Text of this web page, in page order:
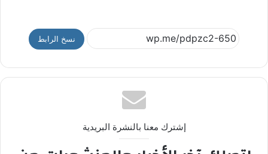
نسخ الرابط
إشترك معنا بالنشرة البريدية